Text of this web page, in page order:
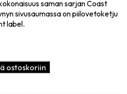
saman sarjan Coast
sivusaumassa on piilovetoketju
label.
ostoskoriin